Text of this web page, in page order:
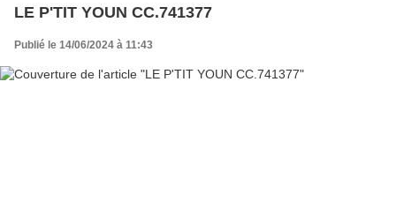
LE P'TIT YOUN CC.741377
Publié le 14/06/2024 à 11:43